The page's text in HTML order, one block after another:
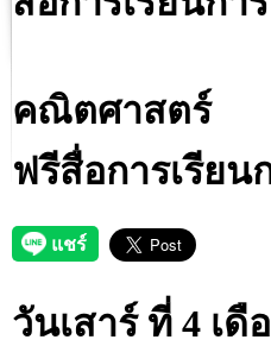
คณิตศาสตร์
ฟรีสื่อการเรีย
วันเสาร์ ที่ 4 เ